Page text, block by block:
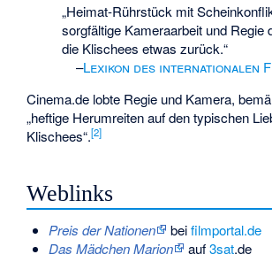
„Heimat-Rührstück mit
sorgfältige Kameraarbeit und Regie
die Klischees etwas zurück.“
–Lexikon des internationalen
Cinema.de lobte Regie und Kamera,
„heftige Herumreiten auf den typischen
Klischees“.[2]
Weblinks
Preis der Nationen beifilmportal.de
Das Mädchen Marion
auf3sat.de